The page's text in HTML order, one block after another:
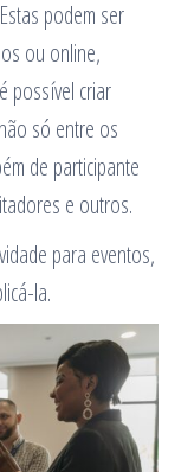
podem ser
ou online,
possível criar
só entre os
de participante
e outros.
para eventos,
la.